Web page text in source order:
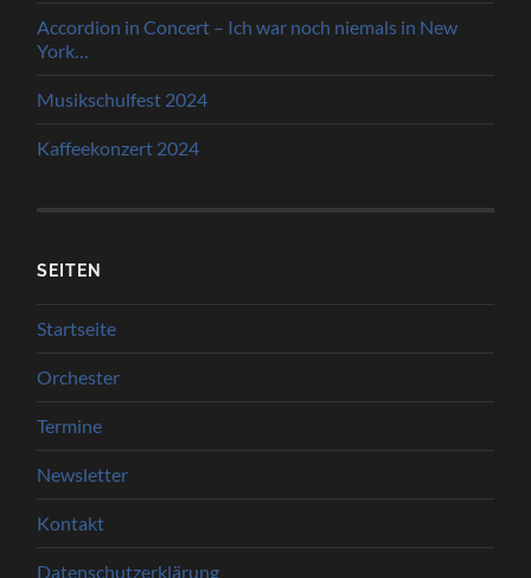
Accordion in Concert – Ich war noch niemals in New
York…
Musikschulfest 2024
Kaffeekonzert 2024
SEITEN
Startseite
Orchester
Termine
Newsletter
Kontakt
Datenschutzerklärung